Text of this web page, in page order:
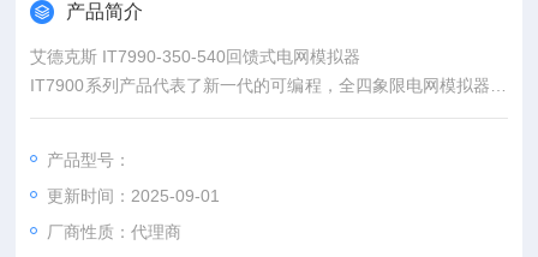
产品简介
艾德克斯 IT7990-350-540回馈式电网模拟器
IT7900系列产品代表了新一代的可编程，全四象限电网模拟器，
同时还可作为四象限功率放大器，适用于各类并网产品的测试。
回路模拟（PHiL）等等。提供专业的孤岛测试模式，用户可设定
R,L,C及有功，无功功率参数，模拟电网非线性负载，实现防孤
岛效应保护认证测试。
产品型号：
更新时间：2025-09-01
厂商性质：代理商